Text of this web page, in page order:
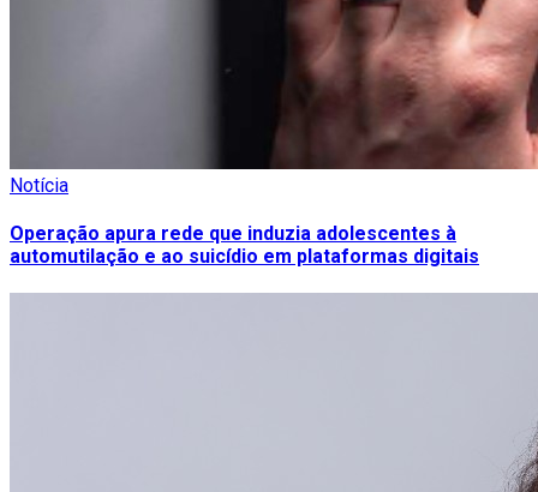
Notícia
Operação apura rede que induzia adolescentes à
automutilação e ao suicídio em plataformas digitais